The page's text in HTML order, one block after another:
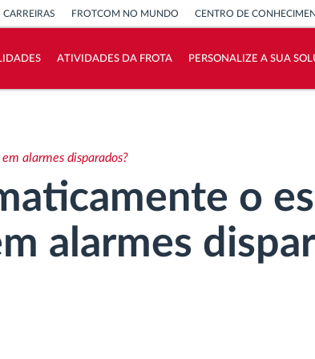
CARREIRAS FROTCOM NO MUNDO CENTRO DE
ATIVIDADES DA FROTA PERSONALIZE A SUA
de Benefícios
alarmes disparados?
o
alarmes